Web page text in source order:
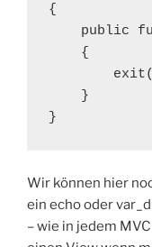
{
public
    {
    }
Wir können hier
ein echo oder
– wie in jedem